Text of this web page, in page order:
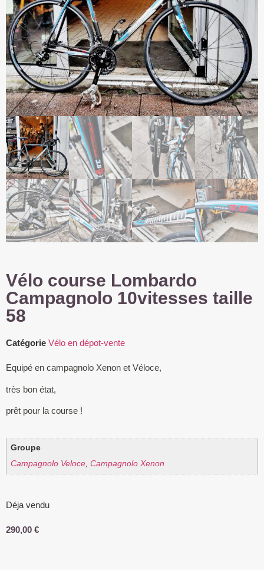
Vélo course Lombardo
Campagnolo 10vitesses taille
58
Catégorie Vélo en dépot-vente
Equipé en campagnolo Xenon et Véloce,
très bon état,
prêt pour la course !
Groupe
Campagnolo Veloce, Campagnolo Xenon
Déja vendu
290,00 €